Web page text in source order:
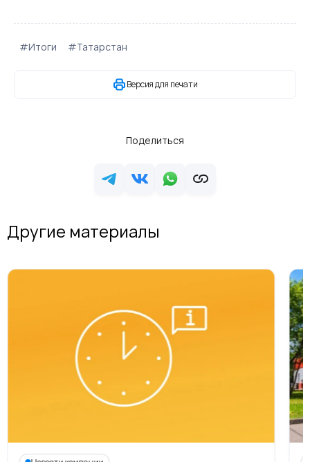
#Итоги #Татарстан
Версия для печати
Поделиться
Другие материалы